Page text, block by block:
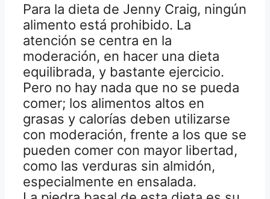
Para la dieta de Jenny Craig, ningún
alimento está prohibido. La
atención se centra en la
moderación, en hacer una dieta
equilibrada, y bastante ejercicio.
Pero no hay nada que no se pueda
comer; los alimentos altos en
grasas y calorías deben utilizarse
con moderación, frente a los que se
pueden comer con mayor libertad,
como las verduras sin almidón,
especialmente en ensalada.